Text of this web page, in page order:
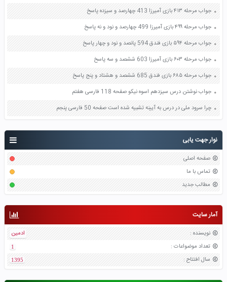
نوار جهت یابی
صفحه اصلی
تماس با ما
مطالب جدید
آمار سایت
نویسنده :
ادمین
تعداد موضواعات :
1
سال افتتاح :
1395
جواب مرحله ۴۱۳ بازی آمیرزا 413 چهارصد و سیزده پاسخ
جواب مرحله ۴۹۹ بازی آمیرزا 499 چهارصد و نود و نه پاسخ
جواب مرحله ۵۹۴ بازی فندق 594 پانصد و نود و چهار پاسخ
جواب مرحله ۶۰۳ بازی آمیرزا 603 ششصد و سه پاسخ
جواب مرحله ۶۸۵ بازی فندق 685 ششصد و هشتاد و پنج پاسخ
جواب نوشتن درس سیزدهم اسوه نیکو صفحه 118 فارسی هفتم
چرا سرود ملی در درس به آیینه تشبیه شده است صفحه 50 فارسی پنجم